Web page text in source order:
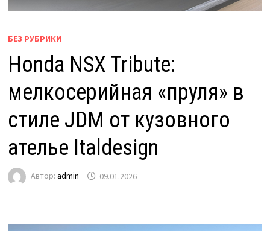
БЕЗ РУБРИКИ
Honda NSX Tribute:
мелкосерийная «пруля» в
стиле JDM от кузовного
ателье Italdesign
Автор: admin 09.01.2026